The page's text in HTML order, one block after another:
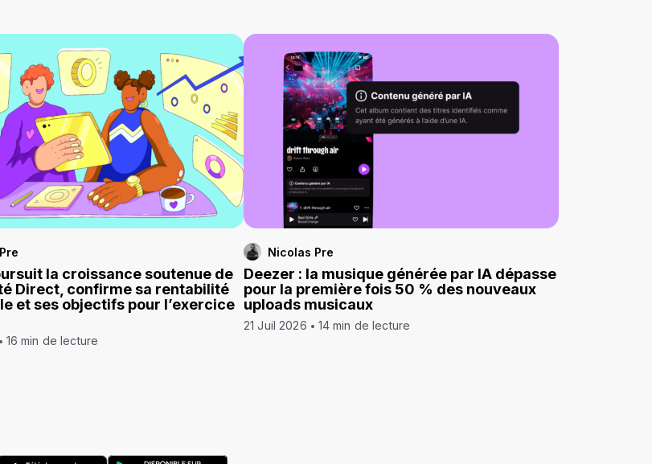
la croissance soutenue de
Direct, confirme sa rentabilité
et ses objectifs pour l’exercice
16 min de lecture
Nicolas Pre
Deezer : la musique générée par IA dépasse
pour la première fois 50 % des nouveaux
uploads musicaux
21 Juil 2026 14 min de lecture